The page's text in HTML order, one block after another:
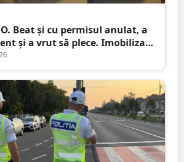
Beat și cu permisul anulat, a
și a vrut să plece. Imobilizat